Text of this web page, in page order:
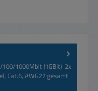
100/1000Mbit (1GBit) 2x
Cat.6, AWG27 gesamt